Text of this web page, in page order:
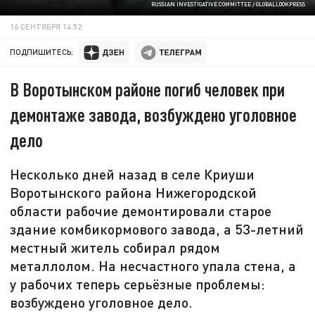
RUSSIAN INVESTIGATIVE COMMITTEE / GLOBALLOOKPRESS
16 СЕНТЯБРЯ 14:52
ПОДПИШИТЕСЬ:
В Воротынском районе погиб человек при
демонтаже завода, возбуждено уголовное
дело
Несколько дней назад в селе Криуши
Воротынского района Нижегородской
области рабочие демонтировали старое
здание комбикормового завода, а 53-летний
местный житель собирал рядом
металлолом. На несчастного упала стена, а
у рабочих теперь серьёзные проблемы:
возбуждено уголовное дело.